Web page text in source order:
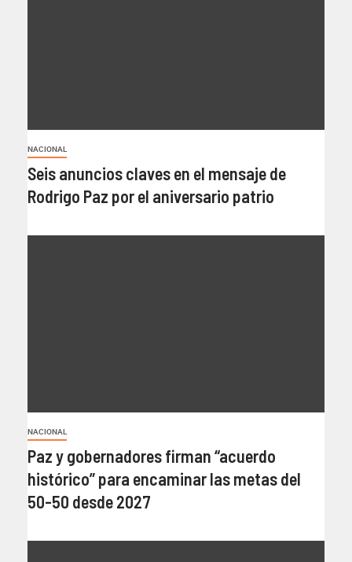
NACIONAL
Seis anuncios claves en el mensaje de
Rodrigo Paz por el aniversario patrio
NACIONAL
Paz y gobernadores firman “acuerdo
histórico” para encaminar las metas del
50-50 desde 2027